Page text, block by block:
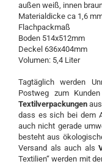
außen weiß, innen
Materialdicke ca 1,6
Flachpackmaß
Boden 514x512mm
Deckel 636x404mm
Volumen: 5,4 Liter
Tagtäglich werden
Postweg zum
Textilverpackungen
dass es sich bei dem
auch nicht gerade
besteht aus
Versand als auch als
Textilien“ werden mit